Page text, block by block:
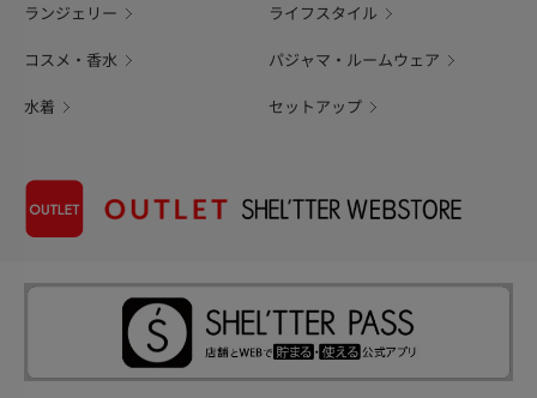
ランジェリー ライフスタイル
コスメ・香水 パジャマ・ルームウェア
水着 セットアップ